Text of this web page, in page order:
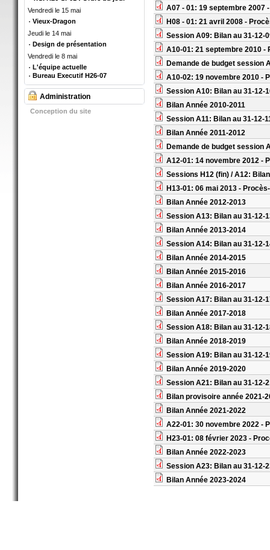
Vendredi le 15 mai
Vieux-Dragon
Jeudi le 14 mai
Design de présentation
Vendredi le 8 mai
L'équipe actuelle
Bureau Executif H26-07
Administration
Conception du site
A07 - 01: 19 septembre 2007
H08 - 01: 21 avril 2008 -
Session A09: Bilan au 31-12-
A10-01: 21 septembre 2010 -
Demande de budget session
A10-02: 19 novembre 2010 -
Session A10: Bilan au 31-12-
Bilan Année 2010-2011
Session A11: Bilan au 31-12-
Bilan Année 2011-2012
Demande de budget session
A12-01: 14 novembre 2012 -
Sessions H12 (fin) / A12:
H13-01: 06 mai 2013 -
Bilan Année 2012-2013
Session A13: Bilan au 31-12-
Bilan Année 2013-2014
Session A14: Bilan au 31-12-
Bilan Année 2014-2015
Bilan Année 2015-2016
Bilan Année 2016-2017
Session A17: Bilan au 31-12-
Bilan Année 2017-2018
Session A18: Bilan au 31-12-
Bilan Année 2018-2019
Session A19: Bilan au 31-12-
Bilan Année 2019-2020
Session A21: Bilan au 31-12-
Bilan provisoire année 2021-
Bilan Année 2021-2022
A22-01: 30 novembre 2022 -
H23-01: 08 février 2023 -
Bilan Année 2022-2023
Session A23: Bilan au 31-12-
Bilan Année 2023-2024